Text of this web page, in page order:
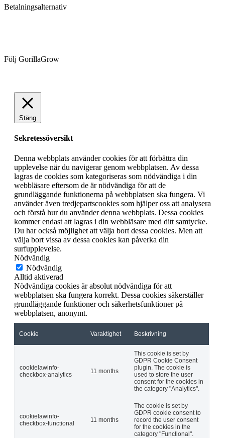
Betalningsalternativ
Följ GorillaGrow
Stäng
Sekretessöversikt
Denna webbplats använder cookies för att förbättra din
upplevelse när du navigerar genom webbplatsen. Av dessa
lagras de cookies som kategoriseras som nödvändiga i din
webbläsare eftersom de är nödvändiga för att de
grundläggande funktionerna på webbplatsen ska fungera. Vi
använder även tredjepartscookies som hjälper oss att analysera
och förstå hur du använder denna webbplats. Dessa cookies
kommer endast att lagras i din webbläsare med ditt samtycke.
Du har också möjlighet att välja bort dessa cookies. Men att
välja bort vissa av dessa cookies kan påverka din
surfupplevelse.
Nödvändig
Nödvändig
Alltid aktiverad
Nödvändiga cookies är absolut nödvändiga för att
webbplatsen ska fungera korrekt. Dessa cookies säkerställer
grundläggande funktioner och säkerhetsfunktioner på
webbplatsen, anonymt.
Cookie Varaktighet Beskrivning
cookielawinfo-
checkbox-analytics
11 months
This cookie is set by
GDPR Cookie Consent
plugin. The cookie is
used to store the user
consent for the cookies in
the category "Analytics".
cookielawinfo-
checkbox-functional
11 months
The cookie is set by
GDPR cookie consent to
record the user consent
for the cookies in the
category "Functional".